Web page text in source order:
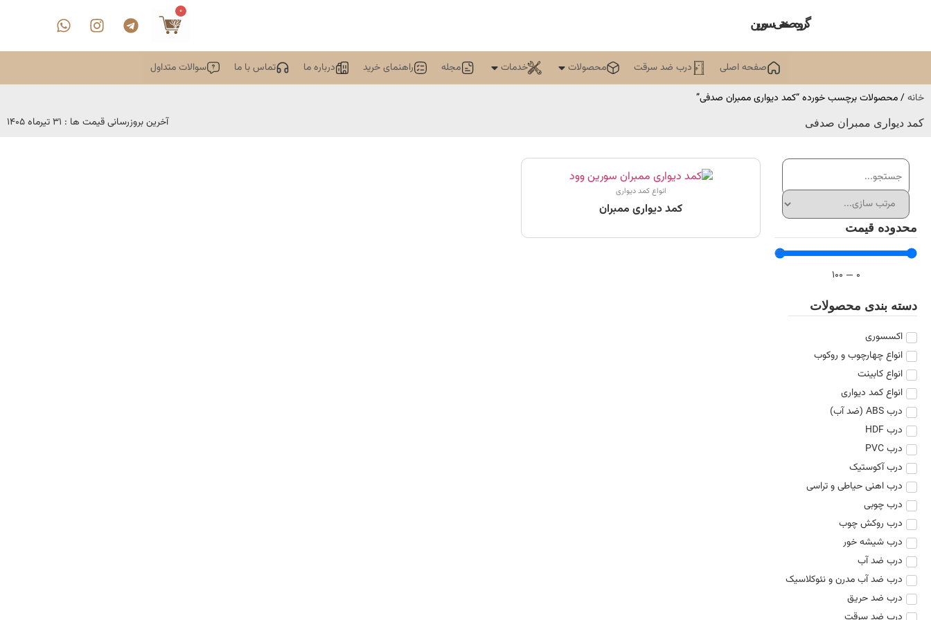
گروه صنعتی سورین
0
صفحه اصلی درب ضد سرقت محصولات خدمات مجله راهنمای خرید درباره ما تماس با ما
سوالات متداول
خانه/ محصولات برچسب خورده “کمد دیواری ممبران صدفی”
کمد دیواری ممبران صدفی آخرین بروزرسانی قیمت ها : 31 تیرماه 1405
محدوده قیمت
0
—
100
دسته بندی محصولات
اکسسوری
انواع چهارچوب و روکوب
انواع کابینت
انواع کمد دیواری
درب ABS (ضد آب)
درب HDF
درب PVC
درب آکوستیک
درب اهنی حیاطی و تراسی
درب چوبی
درب روکش چوب
درب شیشه خور
درب ضد آب
درب ضد آب مدرن و نئوکلاسیک
درب ضد حریق
درب ضد سرقت
انواع کمد دیواری
کمد دیواری ممبران